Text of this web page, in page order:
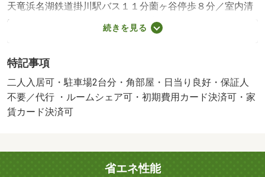
天竜浜名湖鉄道掛川駅バス１１分薗ヶ谷停歩８分／室内清
掃費用 ６００００円 月額：町内会費 １４００円／保
証会社利用必：契約時保証委託料：２２，０００円／月額
可／子供可／ルームシェア相談／火災保険要加入／更新事
務手数料２２ ０００円／ｒｕｕｍサポート（月額１９８
０円、税込）が必要です。／鍵セット費３ ３００円／バ
ストイレ別／バルコニー／エアコン／ガスコンロ対応／ク
向き／追焚機能浴室／角住戸／洗面所独立／駐輪場／礼金
不要／全居室洋室／保証人不要／駐車２台可／２×４工法
続きを見る
特記事項
二人入居可・駐車場2台分・角部屋・日当り良好・保証人
不要／代行 ・ルームシェア可・初期費用カード決済可・家
賃カード決済可
省エネ性能